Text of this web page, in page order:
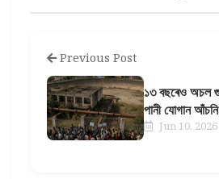
Previous Post
১৩ বছৰেও অচল
পানী যোগান
Jun 10, 2026